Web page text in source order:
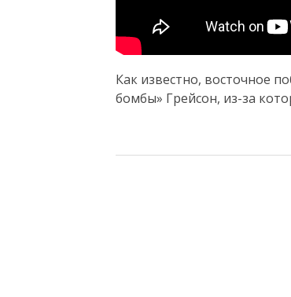
Как известно, восточное
бомбы» Грейсон, из-за